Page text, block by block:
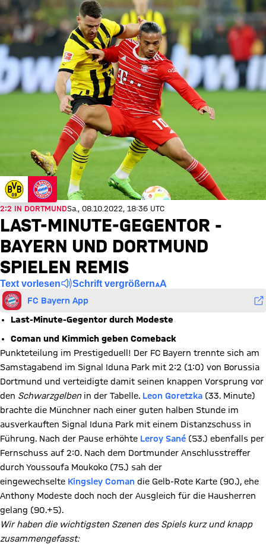
2:2 IN DORTMUNDSa., 08.10.2022, 18:36 UTC
LAST-MINUTE-GEGENTOR -
BAYERN UND DORTMUND
SPIELEN REMIS
Text vorlesen Schrift vergrößern
FC Bayern App
Last-Minute-Gegentor durch Modeste
Coman und Kimmich geben Comeback
Punkteteilung im Prestigeduell! Der FC Bayern trennte sich am
Samstagabend im Signal Iduna Park mit 2:2 (1:0) von Borussia
Dortmund und verteidigte damit seinen knappen Vorsprung vor
den Schwarzgelben in der Tabelle. Leon Goretzka (33. Minute)
brachte die Münchner nach einer guten halben Stunde im
ausverkauften Signal Iduna Park mit einem Distanzschuss in
Führung. Nach der Pause erhöhte Leroy Sané (53.) ebenfalls per
Fernschuss auf 2:0. Nach dem Dortmunder Anschlusstreffer
durch Youssoufa Moukoko (75.) sah der
eingewechselte Kingsley Coman die Gelb-Rote Karte (90.), ehe
Anthony Modeste doch noch der Ausgleich für die Hausherren
gelang (90.+5).
Wir haben die wichtigsten Szenen des Spiels kurz und knapp
zusammengefasst: